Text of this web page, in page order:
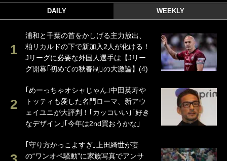
DAILY WEEKLY
浦和と千葉の首をかしげる主力放出、
柏リカルドの下で新加入2人が化ける！
Jリーグに必要な外国人選手は【Jリー
グ開幕｢初めての秋春制｣の大激論】(4)
｢めーっちゃオシャじゃん｣中田英寿や
トッティも愛した名門ローマ、新アウ
ェイユニが大評判！｢カッコいい｣｢好き
なデザイン｣｢今年は2nd買おうかな｣
｢守り方かっこよすぎ｣上田綺世が妻
の“ワンオペ騒動”に家族写真でアンサ